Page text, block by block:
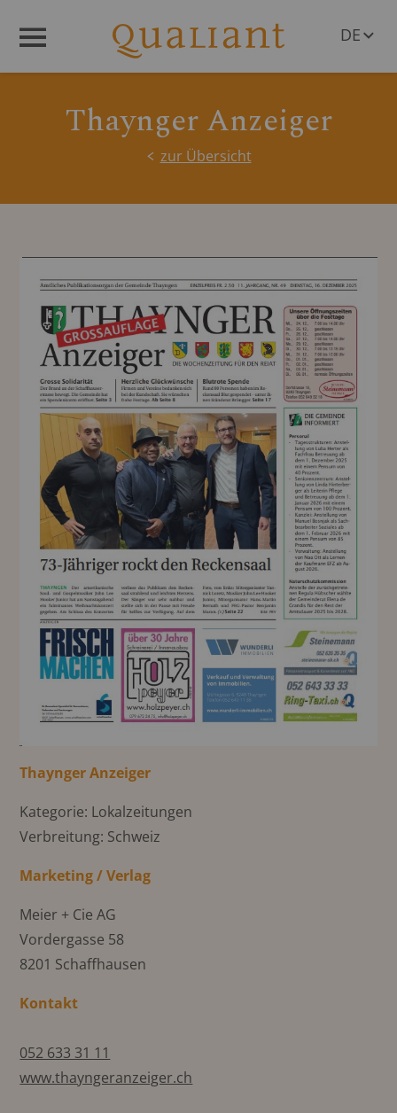
DE
Thaynger Anzeiger
zur Übersicht
Thaynger Anzeiger
Kategorie: Lokalzeitungen
Verbreitung: Schweiz
Marketing / Verlag
Meier + Cie AG
Vordergasse 58
8201 Schaffhausen
Kontakt
052 633 31 11
www.thayngeranzeiger.ch